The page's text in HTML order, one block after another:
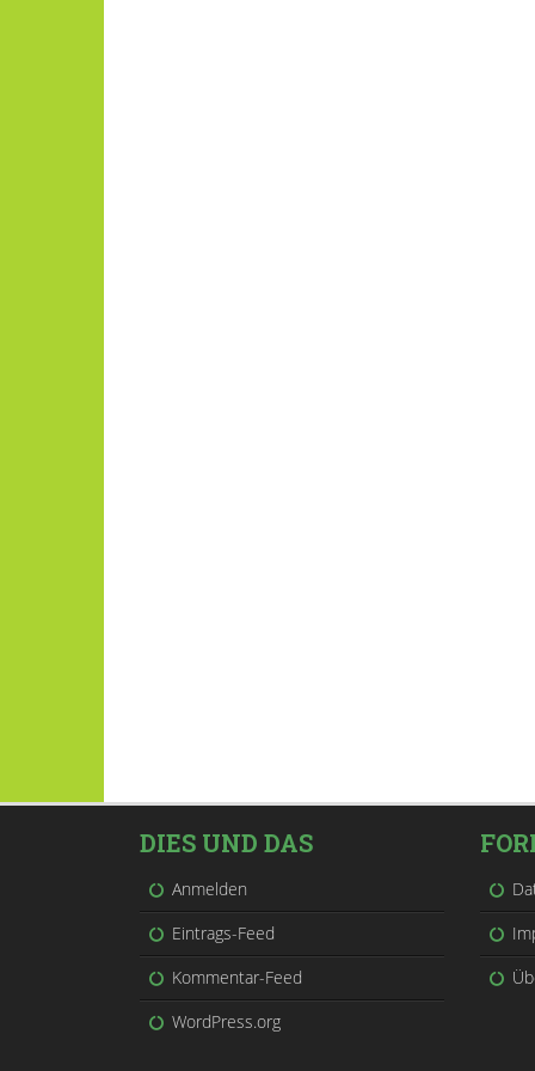
DIES UND DAS
Anmelden
Eintrags-Feed
Kommentar-Feed
WordPress.org